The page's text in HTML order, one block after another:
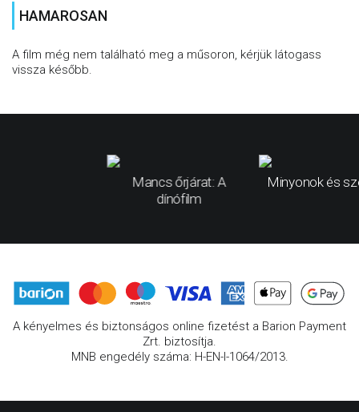
HAMAROSAN
A film még nem található meg a műsoron, kérjük látogass
vissza később.
Mancs őrjárat: A
dínófilm
Minyonok és
A kényelmes és biztonságos online fizetést a Barion Payment
Zrt. biztosítja.
MNB engedély száma: H-EN-I-1064/2013.